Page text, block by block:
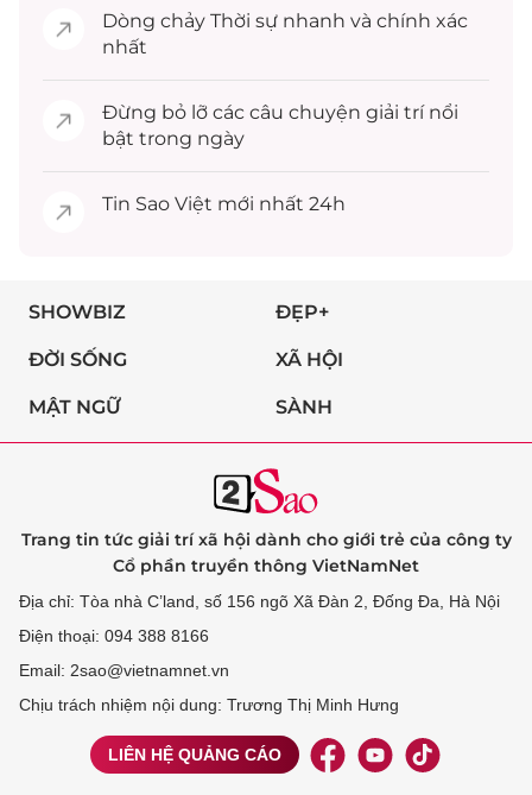
Dòng chảy Thời sự nhanh và chính xác
nhất
Đừng bỏ lỡ các câu chuyện giải trínổi
bật trong ngày
Tin Sao Việt mới nhất 24h
SHOWBIZ ĐẸP+
ĐỜI SỐNG XÃ HỘI
MẬT NGỮ SÀNH
Trang tin tức giải trí xã hội dành cho giới trẻ của công ty
Cổ phần truyền thông VietNamNet
Địa chỉ: Tòa nhà C’land, số 156 ngõ Xã Đàn 2, Đống Đa, Hà Nội
Điện thoại: 094 388 8166
Email: 2sao@vietnamnet.vn
Chịu trách nhiệm nội dung: Trương Thị Minh Hưng
LIÊN HỆ QUẢNG CÁO